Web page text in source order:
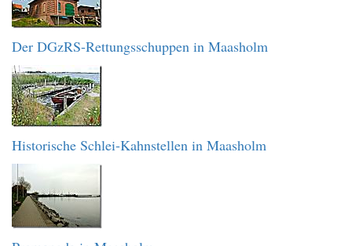
Der DGzRS-Rettungsschuppen in Maasholm
Historische Schlei-Kahnstellen in Maasholm